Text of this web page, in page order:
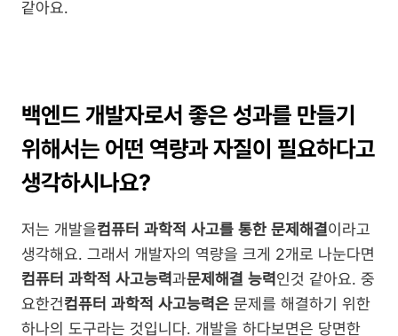
같아요.
백엔드 개발자로서 좋은 성과를 만들기
위해서는 어떤 역량과 자질이 필요하다고
생각하시나요?
저는 개발을컴퓨터 과학적 사고를 통한 문제해결이라고
생각해요. 그래서 개발자의 역량을 크게 2개로 나눈다면
컴퓨터 과학적 사고능력과문제해결 능력인것 같아요. 중
요한건컴퓨터 과학적 사고능력은 문제를 해결하기 위한
하나의 도구라는 것입니다. 개발을 하다보면은 당면한